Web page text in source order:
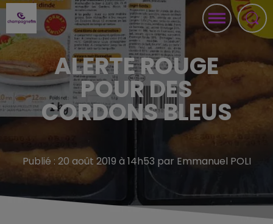
ALERTE ROUGE
POUR DES
CORDONS BLEUS
Publié : 20 août 2019 à 14h53 par Emmanuel POLI